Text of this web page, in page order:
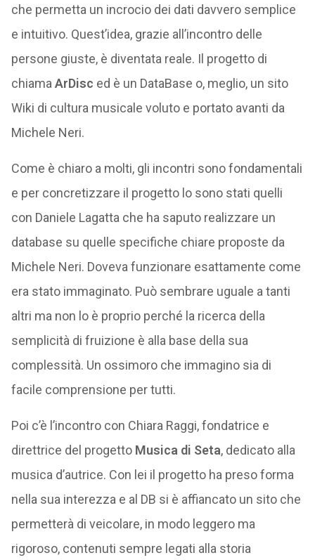
che permetta un incrocio dei dati davvero semplice
e intuitivo. Quest’idea, grazie all’incontro delle
persone giuste, è diventata reale. Il progetto di
chiama ArDisc ed è un DataBase o, meglio, un sito
Wiki di cultura musicale voluto e portato avanti da
Michele Neri.
Come è chiaro a molti, gli incontri sono fondamentali
e per concretizzare il progetto lo sono stati quelli
con Daniele Lagatta che ha saputo realizzare un
database su quelle specifiche chiare proposte da
Michele Neri. Doveva funzionare esattamente come
era stato immaginato. Può sembrare uguale a tanti
altri ma non lo è proprio perché la ricerca della
semplicità di fruizione è alla base della sua
complessità. Un ossimoro che immagino sia di
facile comprensione per tutti.
Poi c’è l’incontro con Chiara Raggi, fondatrice e
direttrice del progetto Musica di Seta, dedicato alla
musica d’autrice. Con lei il progetto ha preso forma
nella sua interezza e al DB si è affiancato un sito che
permetterà di veicolare, in modo leggero ma
rigoroso, contenuti sempre legati alla storia